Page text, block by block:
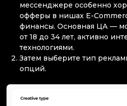
мессенджере особенно
офферы в нишах E-
финансы. Основная ЦА —
от 18 до 34 лет, активно
технологиями.
Затем выберите тип
опций.